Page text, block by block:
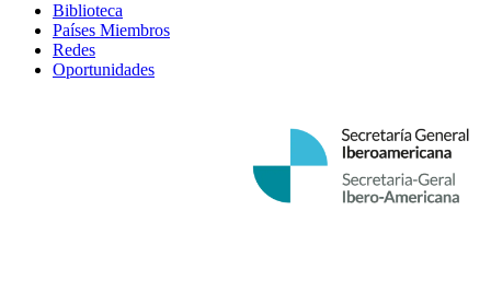
Biblioteca
Países Miembros
Redes
Oportunidades